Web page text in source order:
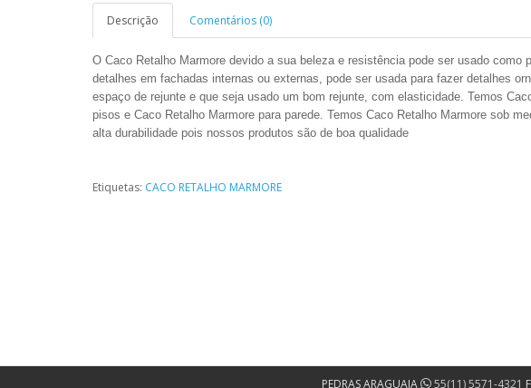
Descrição Comentários (0)
O Caco Retalho Marmore devido a sua beleza e resistência pode ser usado como
detalhes em fachadas internas ou externas, pode ser usada para fazer detalhes
espaço de rejunte e que seja usado um bom rejunte, com elasticidade. Temos
pisos e Caco Retalho Marmore para parede. Temos Caco Retalho Marmore sob
alta durabilidade pois nossos produtos são de boa qualidade
Etiquetas: CACO RETALHO MARMORE
PEDRAS ARAGUAIA 55(11) 5571-4321